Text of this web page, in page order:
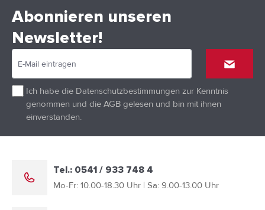
Abonnieren unseren
Newsletter!
Ich habe die Datenschutzbestimmungen zur Kenntnis
genommen und die AGB gelesen und bin mit ihnen
einverstanden.
Tel.: 0541 / 933 748 4
Mo-Fr: 10.00-18.30 Uhr | Sa: 9.00-13.00 Uhr